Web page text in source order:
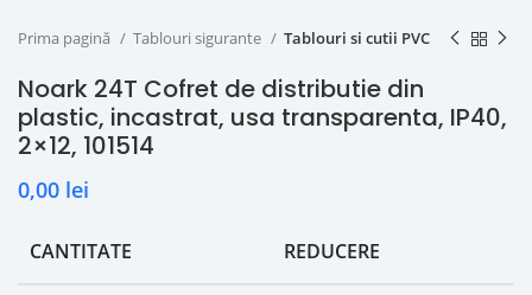
Prima pagină Tablouri sigurante Tablouri si cutii PVC
Noark 24T Cofret de distributie din
plastic, incastrat, usa transparenta, IP40,
2×12, 101514
0,00 lei
CANTITATE REDUCERE